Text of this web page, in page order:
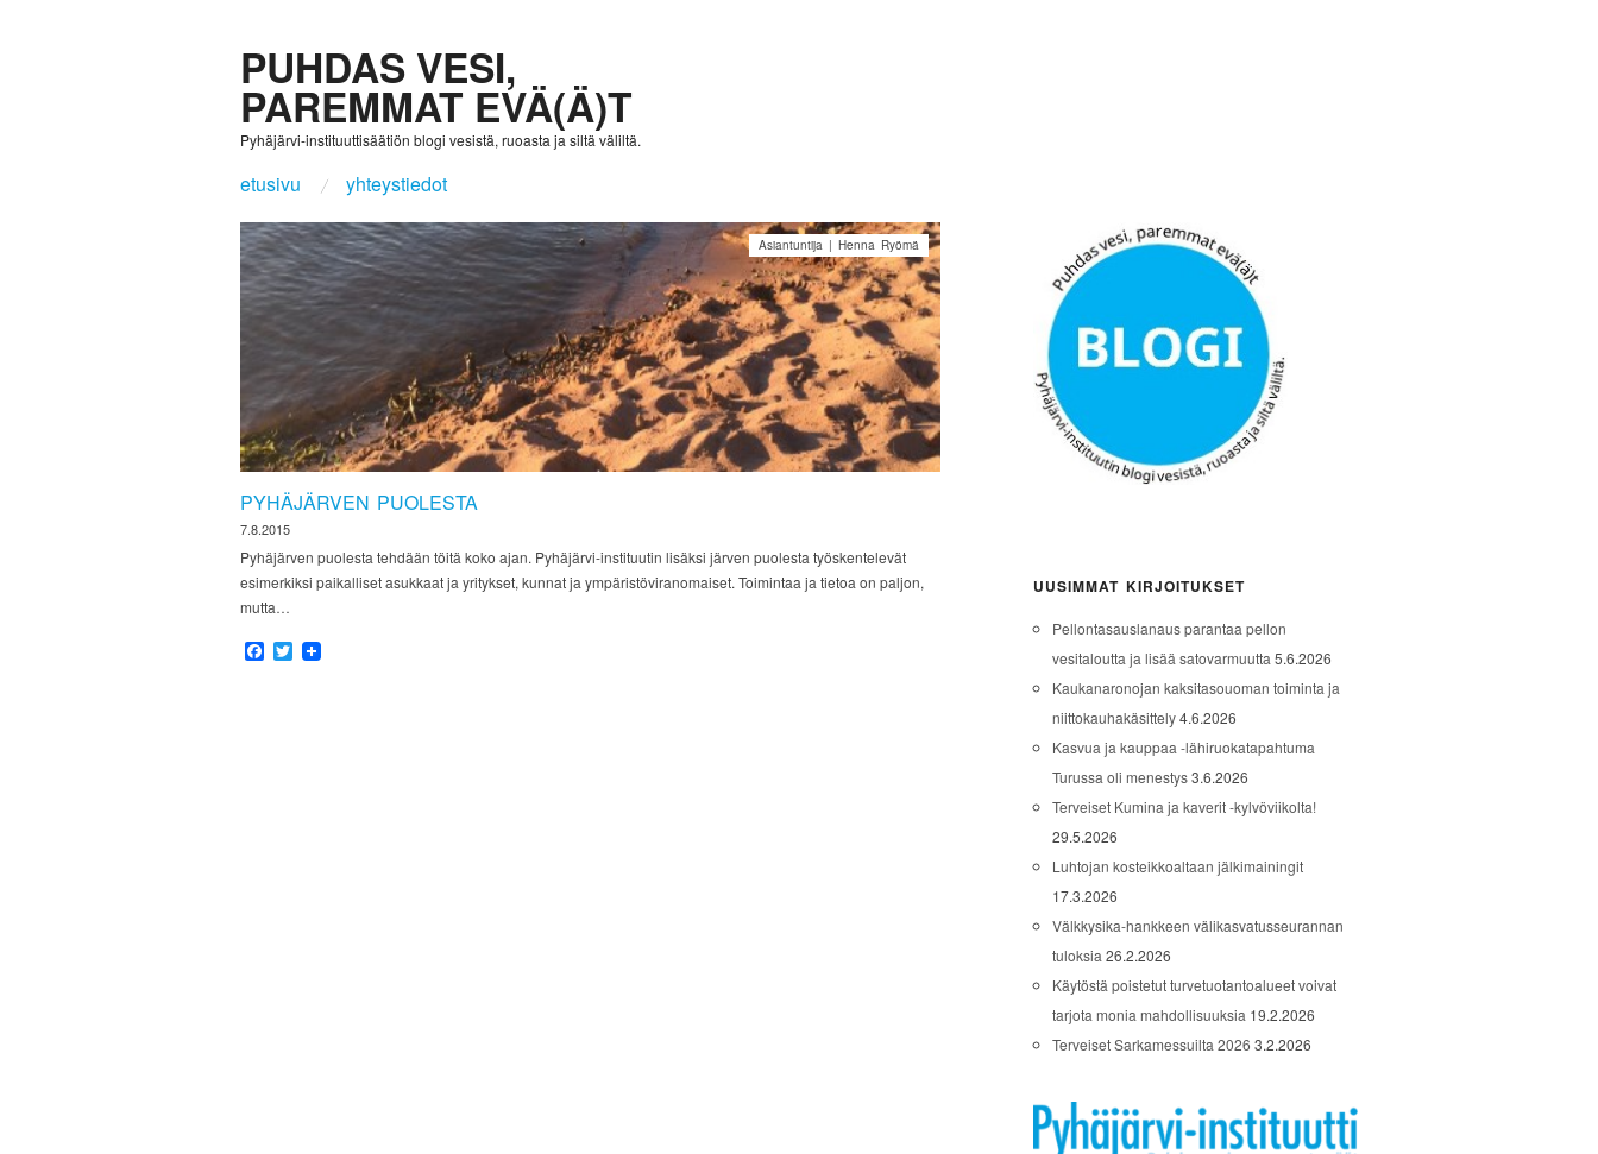
PUHDAS VESI,
PAREMMAT EVÄ(Ä)T
Pyhäjärvi-instituuttisäätiön blogi vesistä, ruoasta ja siltä väliltä.
etusivu yhteystiedot
PYHÄJÄRVEN PUOLESTA
7.8.2015
Asiantuntija | Henna Ryömä
Pyhäjärven puolesta tehdään töitä koko ajan. Pyhäjärvi-instituutin lisäksi järven puolesta työskentelevät
esimerkiksi paikalliset asukkaat ja yritykset, kunnat ja ympäristöviranomaiset. Toimintaa ja tietoa on paljon,
mutta…
Facebook
Twitter
UUSIMMAT KIRJOITUKSET
Pellontasauslanaus parantaa pellon
vesitaloutta ja lisää satovarmuutta 5.6.2026
Kaukanaronojan kaksitasouoman toiminta ja
niittokauhakäsittely 4.6.2026
Kasvua ja kauppaa -lähiruokatapahtuma
Turussa oli menestys 3.6.2026
Terveiset Kumina ja kaverit -kylvöviikolta!
29.5.2026
Luhtojan kosteikkoaltaan jälkimainingit
17.3.2026
Välkkysika-hankkeen välikasvatusseurannan
tuloksia 26.2.2026
Käytöstä poistetut turvetuotantoalueet voivat
tarjota monia mahdollisuuksia 19.2.2026
Terveiset Sarkamessuilta 2026 3.2.2026